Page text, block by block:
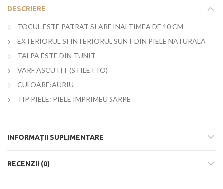
DESCRIERE
TOCUL ESTE PATRAT SI ARE INALTIMEA DE 10CM
EXTERIORUL SI INTERIORUL SUNT DIN PIELE NATURALA
TALPA ESTE DIN TUNIT
VARF ASCUTIT (STILETTO)
CULOARE:AURIU
TIP PIELE: PIELE IMPRIMEU SARPE
INFORMAȚII SUPLIMENTARE
RECENZII (0)